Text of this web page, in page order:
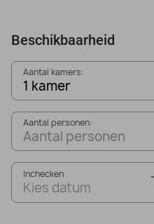
Beschikbaarheid
Aantal kamers:
1 kamer
Aantal personen:
Aantal personen
Inchecken
Kies datum